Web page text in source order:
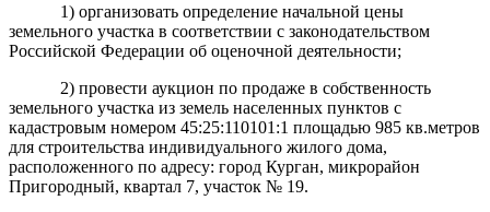
1) организовать определение начальной цены
земельного участка в соответствии с законодательством
Российской Федерации об оценочной деятельности;
2) провести аукцион по продаже в собственность
земельного участка из земель населенных пунктов с
кадастровым номером 45:25:110101:1 площадью 985 кв.метров
для строительства индивидуального жилого дома,
расположенного по адресу: город Курган, микрорайон
Пригородный, квартал 7, участок № 19.